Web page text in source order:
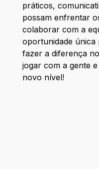
práticos,
possam enfrentar
colaborar com a
oportunidade única
fazer a diferença
jogar com a gente
novo nível!